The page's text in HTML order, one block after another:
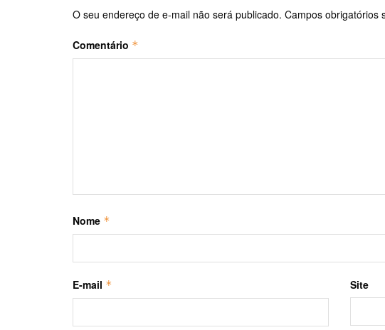
O seu endereço de e-mail não será publicado. Campos obrigatórios
Comentário *
Nome *
E-mail * Site